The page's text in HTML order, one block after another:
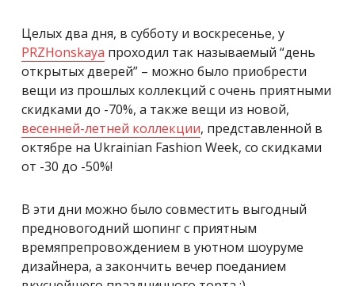
Целых два дня, в субботу и воскресенье, у
PRZHonskaya проходил так называемый “день
открытых дверей” – можно было приобрести
вещи из прошлых коллекций с очень приятными
скидками до -70%, а также вещи из новой,
весенней-летней коллекции, представленной в
октябре на Ukrainian Fashion Week, со скидками
от -30 до -50%!
В эти дни можно было совместить выгодный
предновогодний шопинг с приятным
времяпрепровождением в уютном шоуруме
дизайнера, а закончить вечер поеданием